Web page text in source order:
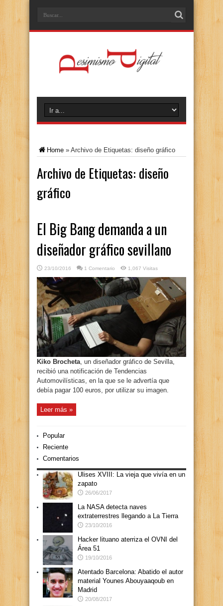
Home » Archivo de Etiquetas: diseño gráfico
Archivo de Etiquetas: diseño
gráfico
El Big Bang demanda a un
diseñador gráfico sevillano
23/10/2016 1 Comentario 1,067 Visitas
Kiko Brocheta, un diseñador gráfico de Sevilla,
recibió una notificación de Tendencias
Automovilísticas, en la que se le advertía que
debía pagar 100 euros, por utilizar su imagen.
Leer más »
Popular
Reciente
Comentarios
Ulises XVIII: La vieja que vivía en un
zapato
26/06/2017
La NASA detecta naves
extraterrestres llegando a La Tierra
23/10/2016
Hacker lituano aterriza el OVNI del
Área 51
19/10/2016
Atentado Barcelona: Abatido el autor
material Younes Abouyaaqoub en
Madrid
20/08/2017